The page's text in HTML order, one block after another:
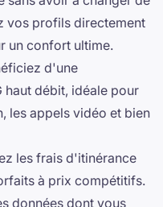
vos profils directement
un confort ultime.
d'une
haut débit, idéale pour
les appels vidéo et bien
les frais d'itinérance
à prix compétitifs.
données dont vous